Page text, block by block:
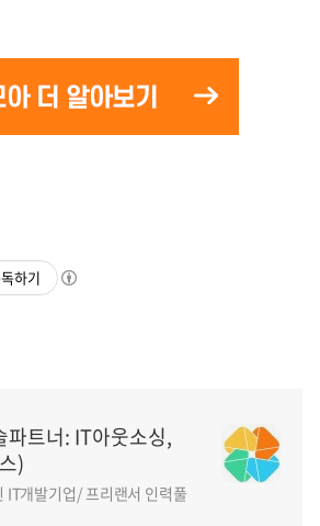
하기
파트너: IT아웃소싱,
)
개발기업/ 프리랜서 인력풀